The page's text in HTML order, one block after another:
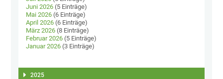
Juni 2026 (5 Einträge)
Mai 2026 (6 Einträge)
April 2026 (6 Einträge)
März 2026 (8 Einträge)
Februar 2026 (5 Einträge)
Januar 2026 (3 Einträge)
2025